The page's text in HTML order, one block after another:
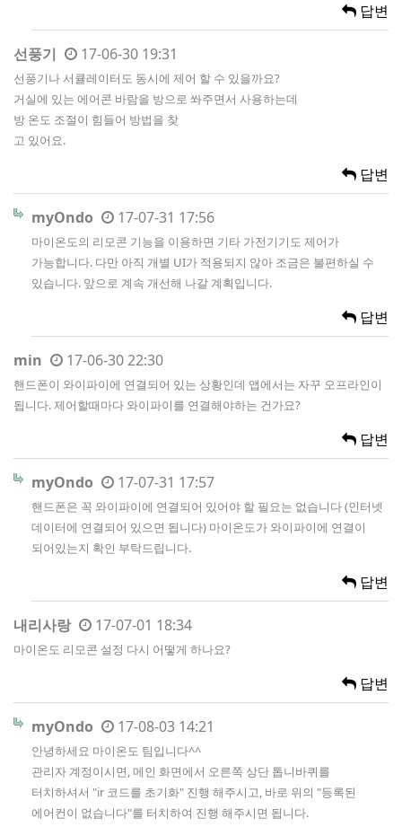
답변
선풍기 17-06-30 19:31
선풍기나 서큘레이터도 동시에 제어 할 수 있을까요?
거실에 있는 에어콘 바람을 방으로 쏴주면서 사용하는데
방 온도 조절이 힘들어 방법을 찾
고 있어요.
답변
myOndo 17-07-31 17:56
마이온도의 리모콘 기능을 이용하면 기타 가전기기도 제어가
가능합니다. 다만 아직 개별 UI가 적용되지 않아 조금은 불편하실 수
있습니다. 앞으로 계속 개선해 나갈 계획입니다.
답변
min 17-06-30 22:30
핸드폰이 와이파이에 연결되어 있는 상황인데 앱에서는 자꾸 오프라인이
됩니다. 제어할때마다 와이파이를 연결해야하는 건가요?
답변
myOndo 17-07-31 17:57
핸드폰은 꼭 와이파이에 연결되어 있어야 할 필요는 없습니다 (인터넷
데이터에 연결되어 있으면 됩니다) 마이온도가 와이파이에 연결이
되어있는지 확인 부탁드립니다.
답변
내리사랑 17-07-01 18:34
마이온도 리모콘 설정 다시 어떻게 하나요?
답변
myOndo 17-08-03 14:21
안녕하세요 마이온도 팀입니다^^
관리자 계정이시면, 메인 화면에서 오른쪽 상단 톱니바퀴를
터치하셔서 "ir 코드를 초기화" 진행 해주시고, 바로 위의 "등록된
에어컨이 없습니다"를 터치하여 진행 해주시면 됩니다.